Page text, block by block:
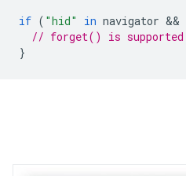
if ( "hid" in navigator &&
// forget() is
}